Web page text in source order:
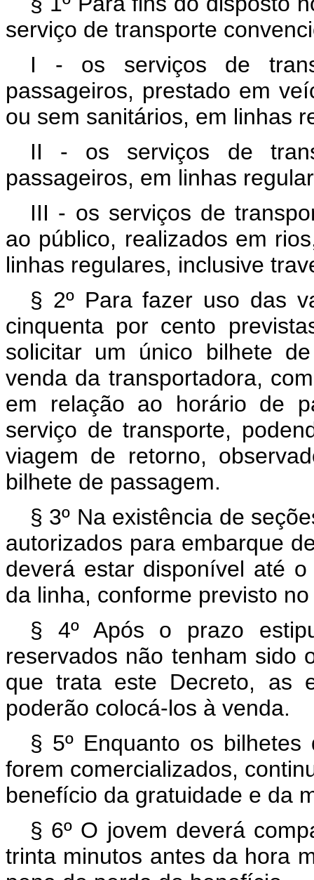
serviço de transporte
I - os serviços de
passageiros, prestado em
ou sem sanitários, em linhas
II - os serviços de
passageiros, em linhas
III - os serviços de
ao público, realizados em
linhas regulares, inclusive
§ 2º Para fazer uso das
cinquenta por cento
solicitar um único bilhete
venda da transportadora,
em relação ao horário de
serviço de transporte,
viagem de retorno,
bilhete de passagem.
§ 3º Na existência de
autorizados para embarque
deverá estar disponível até
da linha, conforme previsto no
§ 4º Após o prazo
reservados não tenham sido
que trata este Decreto, as
poderão colocá-los à venda.
§ 5º Enquanto os
forem comercializados,
benefício da gratuidade e da
§ 6º O jovem deverá
trinta minutos antes da hora